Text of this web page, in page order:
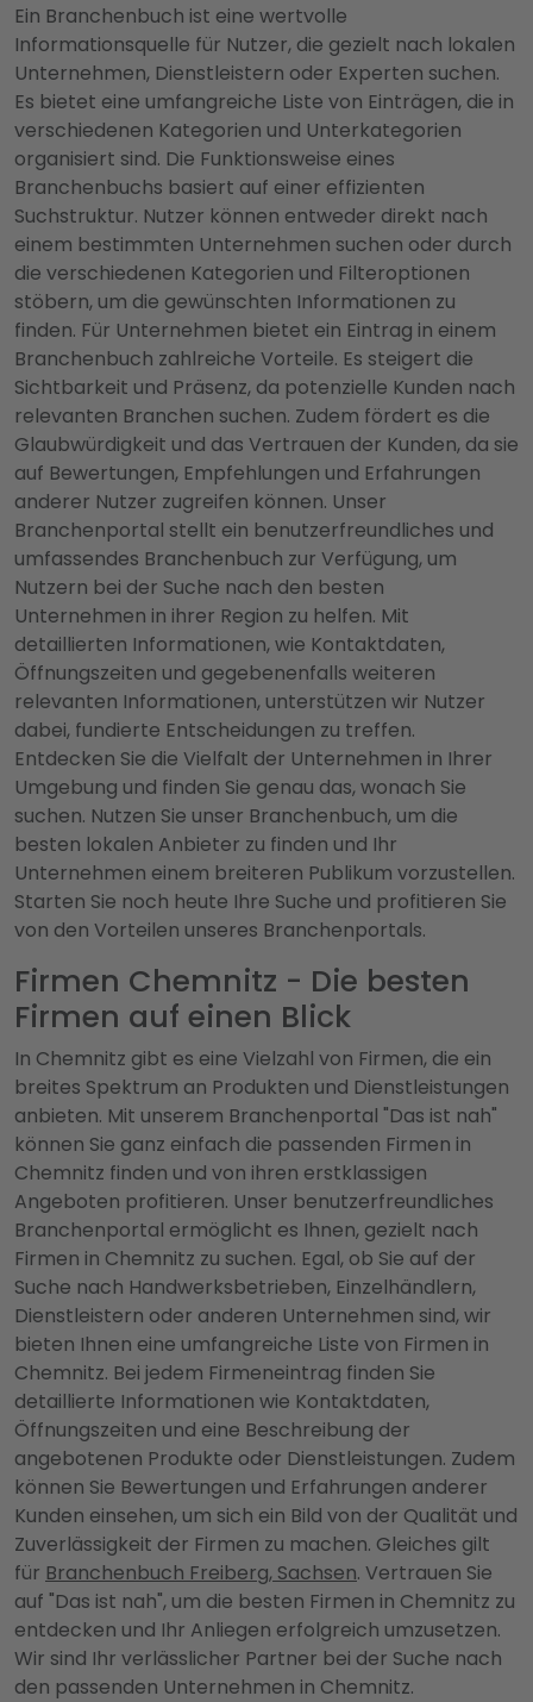
Ein Branchenbuch ist eine wertvolle
Informationsquelle für Nutzer, die gezielt nach lokalen
Unternehmen, Dienstleistern oder Experten suchen.
Es bietet eine umfangreiche Liste von Einträgen, die in
verschiedenen Kategorien und Unterkategorien
organisiert sind. Die Funktionsweise eines
Branchenbuchs basiert auf einer effizienten
Suchstruktur. Nutzer können entweder direkt nach
einem bestimmten Unternehmen suchen oder durch
die verschiedenen Kategorien und Filteroptionen
stöbern, um die gewünschten Informationen zu
finden. Für Unternehmen bietet ein Eintrag in einem
Branchenbuch zahlreiche Vorteile. Es steigert die
Sichtbarkeit und Präsenz, da potenzielle Kunden nach
relevanten Branchen suchen. Zudem fördert es die
Glaubwürdigkeit und das Vertrauen der Kunden, da sie
auf Bewertungen, Empfehlungen und Erfahrungen
anderer Nutzer zugreifen können. Unser
Branchenportal stellt ein benutzerfreundliches und
umfassendes Branchenbuch zur Verfügung, um
Nutzern bei der Suche nach den besten
Unternehmen in ihrer Region zu helfen. Mit
detaillierten Informationen, wie Kontaktdaten,
Öffnungszeiten und gegebenenfalls weiteren
relevanten Informationen, unterstützen wir Nutzer
dabei, fundierte Entscheidungen zu treffen.
Entdecken Sie die Vielfalt der Unternehmen in Ihrer
Umgebung und finden Sie genau das, wonach Sie
suchen. Nutzen Sie unser Branchenbuch, um die
besten lokalen Anbieter zu finden und Ihr
Unternehmen einem breiteren Publikum vorzustellen.
Starten Sie noch heute Ihre Suche und profitieren Sie
von den Vorteilen unseres Branchenportals.
Firmen Chemnitz - Die besten
Firmen auf einen Blick
In Chemnitz gibt es eine Vielzahl von Firmen, die ein
breites Spektrum an Produkten und Dienstleistungen
anbieten. Mit unserem Branchenportal "Das ist nah"
können Sie ganz einfach die passenden Firmen in
Chemnitz finden und von ihren erstklassigen
Angeboten profitieren. Unser benutzerfreundliches
Branchenportal ermöglicht es Ihnen, gezielt nach
Firmen in Chemnitz zu suchen. Egal, ob Sie auf der
Suche nach Handwerksbetrieben, Einzelhändlern,
Dienstleistern oder anderen Unternehmen sind, wir
bieten Ihnen eine umfangreiche Liste von Firmen in
Chemnitz. Bei jedem Firmeneintrag finden Sie
detaillierte Informationen wie Kontaktdaten,
Öffnungszeiten und eine Beschreibung der
angebotenen Produkte oder Dienstleistungen. Zudem
können Sie Bewertungen und Erfahrungen anderer
Kunden einsehen, um sich ein Bild von der Qualität und
Zuverlässigkeit der Firmen zu machen. Gleiches gilt
für Branchenbuch Freiberg, Sachsen. Vertrauen Sie
auf "Das ist nah", um die besten Firmen in Chemnitz zu
entdecken und Ihr Anliegen erfolgreich umzusetzen.
Wir sind Ihr verlässlicher Partner bei der Suche nach
den passenden Unternehmen in Chemnitz.